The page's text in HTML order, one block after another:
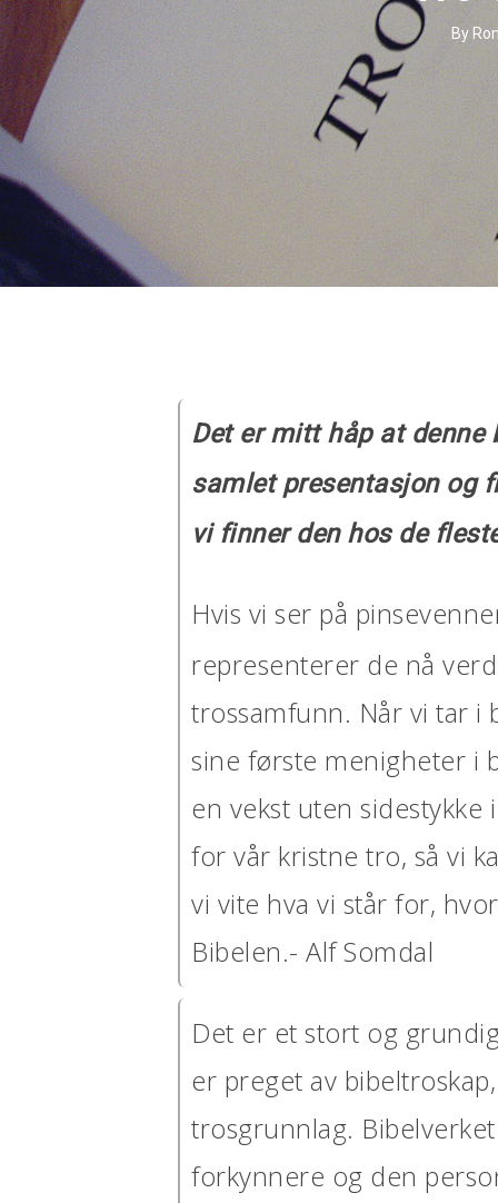
By
Det er mitt håp at denne
samlet presentasjon og
vi finner den hos de
Hvis vi ser på
representerer de nå
trossamfunn. Når vi tar i
sine første menigheter i
en vekst uten
for vår kristne tro, så vi
vi vite hva vi står for,
Bibelen.- Alf Somdal
Det er et stort og
er preget av
trosgrunnlag.
forkynnere og den